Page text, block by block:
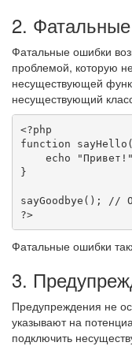
2.
Фатальные ошибки
проблемой, которую
несуществующей
несуществующий
<?php
function
sayHello (
echo
"Привет!"
}
sayGoodbye ( ) ;
//
?>
Фатальные ошибки
3.
Предупреждения не
указывают на
подключить